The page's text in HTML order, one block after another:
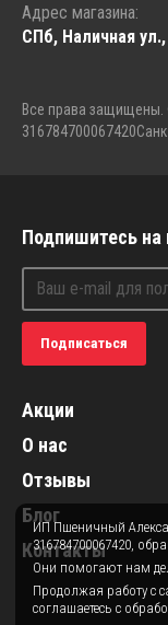
Адрес магазина:
СПб, Наличная
Все права защищены.
316784700067420
Подпишитесь на
Подписаться
Акции
О нас
Отзывы
Блог
Контакты
ИП Пшеничный
316784700067420,
Они помогают нам
Продолжая работу с
соглашаетесь с